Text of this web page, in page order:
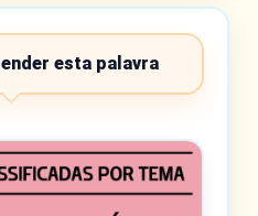
esta palavra